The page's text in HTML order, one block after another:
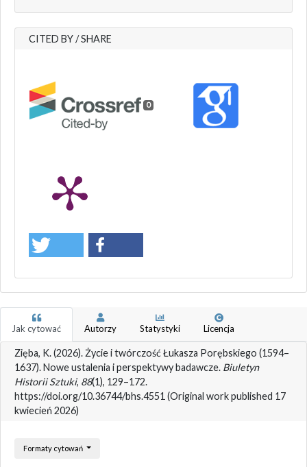
CITED BY / SHARE
0
Jak cytować Autorzy Statystyki Licencja
Zięba, K. (2026). Życie i twórczość Łukasza Porębskiego (1594–
1637). Nowe ustalenia i perspektywy badawcze. Biuletyn
Historii Sztuki, 88(1), 129–172.
https://doi.org/10.36744/bhs.4551 (Original work published 17
kwiecień 2026)
Formaty cytowań